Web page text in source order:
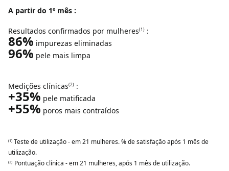
A partir do 1º mês :
Resultados confirmados por mulheres(1) :
86% impurezas eliminadas
96% pele mais limpa
Medições clínicas(2) :
+35% pele matificada
+55% poros mais contraídos
(1) Teste de utilização - em 21 mulheres. % de satisfação após 1 mês de
utilização.
(2) Pontuação clínica - em 21 mulheres, após 1 mês de utilização.